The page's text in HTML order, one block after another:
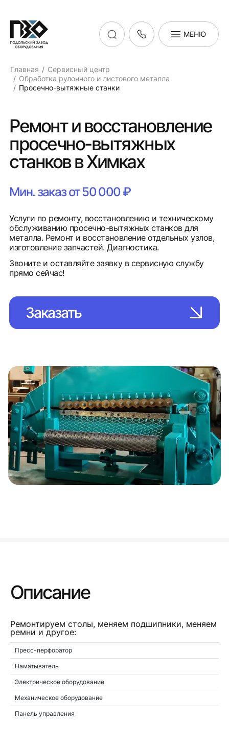
МЕНЮ
Главная
Сервисный центр
Обработка рулонного и листового металла
Просечно-вытяжные станки
Ремонт и восстановление
просечно-вытяжных
станков в Химках
Мин. заказ от 50 000 ₽
Услуги по ремонту, восстановлению и техническому
обслуживанию просечно-вытяжных станков для
металла. Ремонт и восстановление отдельных узлов,
изготовление запчастей. Диагностика.
Звоните и оставляйте заявку в сервисную службу
прямо сейчас!
Заказать
Описание
Ремонтируем столы, меняем подшипники, меняем
ремни и другое:
Пресс-перфоратор
Наматыватель
Электрическое оборудование
Механическое оборудование
Панель управления